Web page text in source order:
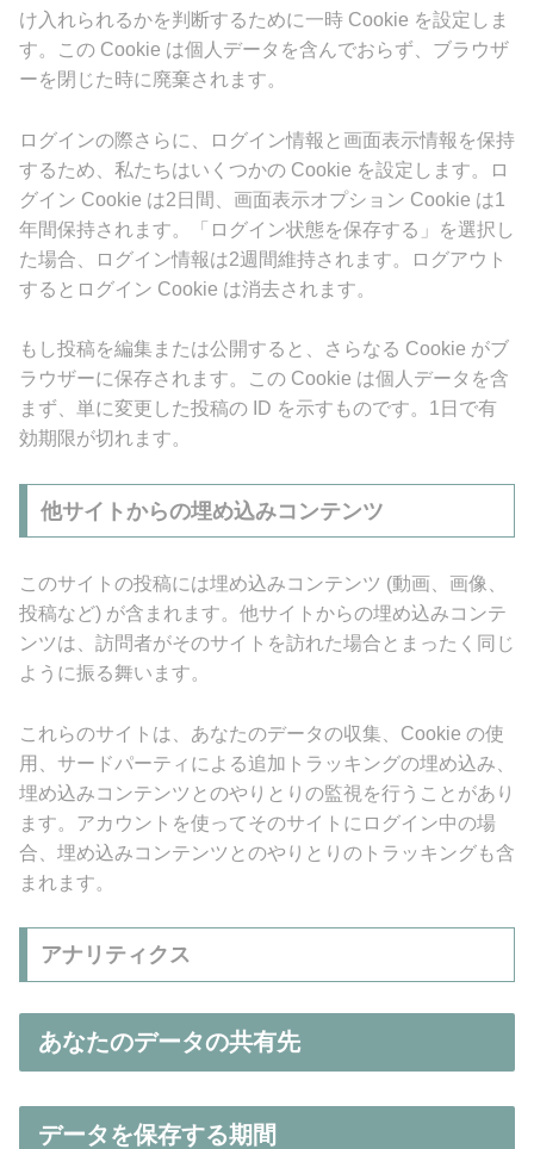
け入れられるかを判断するために一時 Cookie を設定しま
す。この Cookie は個人データを含んでおらず、ブラウザ
ーを閉じた時に廃棄されます。
ログインの際さらに、ログイン情報と画面表示情報を保持
するため、私たちはいくつかの Cookie を設定します。ロ
グイン Cookie は2日間、画面表示オプション Cookie は1
年間保持されます。「ログイン状態を保存する」を選択し
た場合、ログイン情報は2週間維持されます。ログアウト
するとログイン Cookie は消去されます。
もし投稿を編集または公開すると、さらなる Cookie がブ
ラウザーに保存されます。この Cookie は個人データを含
まず、単に変更した投稿の ID を示すものです。1日で有
効期限が切れます。
他サイトからの埋め込みコンテンツ
このサイトの投稿には埋め込みコンテンツ (動画、画像、
投稿など) が含まれます。他サイトからの埋め込みコンテ
ンツは、訪問者がそのサイトを訪れた場合とまったく同じ
ように振る舞います。
これらのサイトは、あなたのデータの収集、Cookie の使
用、サードパーティによる追加トラッキングの埋め込み、
埋め込みコンテンツとのやりとりの監視を行うことがあり
ます。アカウントを使ってそのサイトにログイン中の場
合、埋め込みコンテンツとのやりとりのトラッキングも含
まれます。
アナリティクス
あなたのデータの共有先
データを保存する期間